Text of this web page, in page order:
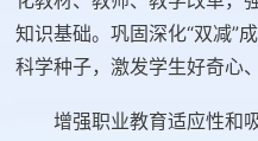
知识基础。巩固深化“双减”
科学种子，激发学生好奇心
增强职业教育适应性和